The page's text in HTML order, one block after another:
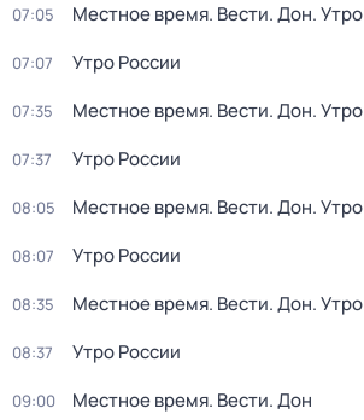
07:05 Местное время. Вести. Дон. Утро
07:07 Утро России
07:35 Местное время. Вести. Дон. Утро
07:37 Утро России
08:05 Местное время. Вести. Дон. Утро
08:07 Утро России
08:35 Местное время. Вести. Дон. Утро
08:37 Утро России
09:00 Местное время. Вести. Дон